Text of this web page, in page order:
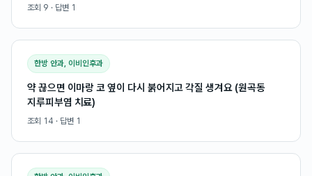
조회 9 · 답변 1
한방 안과, 이비인후과
약 끊으면 이마랑 코 옆이 다시 붉어지고 각질 생겨요 (원곡동
지루피부염 치료)
조회 14 · 답변 1